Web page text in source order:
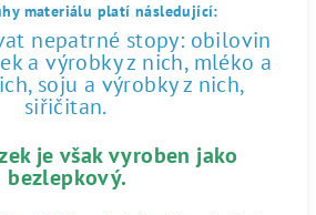
materiálu platí následující:
nepatrné stopy: obilovin
a výrobky z nich, mléko a
soju a výrobky z nich,
siřičitan.
je však vyroben jako
bezlepkový.